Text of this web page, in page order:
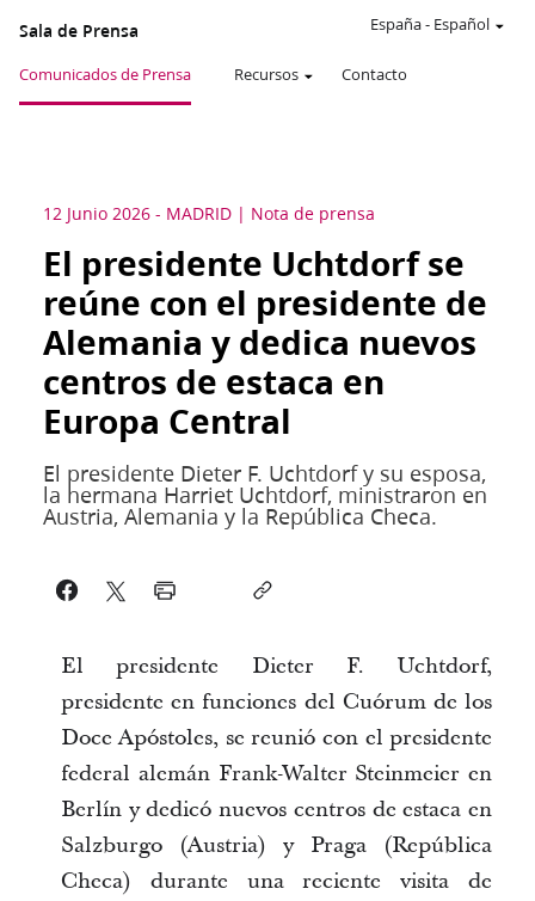
Sala de Prensa
Comunicados de Prensa Recursos Contacto
España- Español
12 Junio 2026 - MADRID Nota de prensa
El presidente Uchtdorf se
reúne con el presidente de
Alemania y dedica nuevos
centros de estaca en
Europa Central
El presidente Dieter F. Uchtdorf y su esposa,
la hermana Harriet Uchtdorf, ministraron en
Austria, Alemania y la República Checa.
El presidente Dieter F. Uchtdorf,
presidente en funciones del Cuórum de los
Doce Apóstoles, se reunió con el presidente
federal alemán Frank-Walter Steinmeier en
Berlín y dedicó nuevos centros de estaca en
Salzburgo (Austria) y Praga (República
Checa) durante una reciente visita de